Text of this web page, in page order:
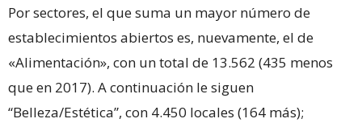
Por sectores, el que suma un mayor número de
establecimientos abiertos es, nuevamente, el de
«Alimentación», con un total de 13.562 (435 menos
que en 2017). A continuación le siguen
“Belleza/Estética”, con 4.450 locales (164 más);